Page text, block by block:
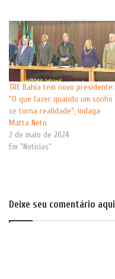
TRE Bahia tem novo presidente:
“O que fazer quando um sonho
se torna realidade”, indaga
Matta Neto
2 de maio de 2024
Em "Notícias"
Deixe seu comentário aqui